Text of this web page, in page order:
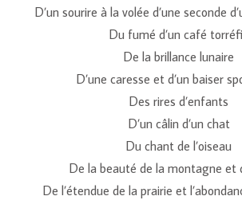
D’un sourire à la volée d’une seconde
Du fumé d’un café
De la brillance lunaire
D’une caresse et d’un baiser
Des rires d’enfants
D’un câlin d’un chat
Du chant de l’oiseau
De la beauté de la montagne et
De l’étendue de la prairie et